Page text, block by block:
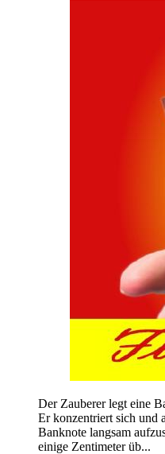
Der Zauberer legt eine
Er konzentriert sich und
Banknote langsam
einige Zentimeter üb...